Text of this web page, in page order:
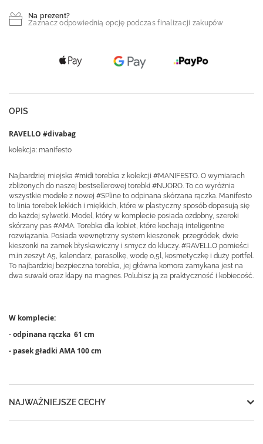
Na prezent?
Zaznacz odpowiednią opcję podczas finalizacji zakupów
OPIS
RAVELLO #divabag
kolekcja: manifesto
Najbardziej miejska #midi torebka z kolekcji #MANIFESTO. O wymiarach
zbliżonych do naszej bestsellerowej torebki #NUORO. To co wyróżnia
wszystkie modele z nowej #SPline to odpinana skórzana rączka. Manifesto
to linia torebek lekkich i miękkich, które w plastyczny sposób dopasują się
do każdej sylwetki. Model, który w komplecie posiada ozdobny, szeroki
skórzany pas #AMA. Torebka dla kobiet, które kochają inteligentne
rozwiązania. Posiada wewnętrzny system kieszonek, przegródek, dwie
kieszonki na zamek błyskawiczny i smycz do kluczy. #RAVELLO pomieści
m.in zeszyt A5, kalendarz, parasolkę, wodę 0,5l, kosmetyczkę i duży portfel.
To najbardziej bezpieczna torebka, jej główna komora zamykana jest na
dwa suwaki oraz klapy na magnes. Polubisz ją za praktyczność i kobiecość.
W komplecie:
- odpinana rączka 61 cm
- pasek gładki AMA 100 cm
NAJWAŻNIEJSZE CECHY